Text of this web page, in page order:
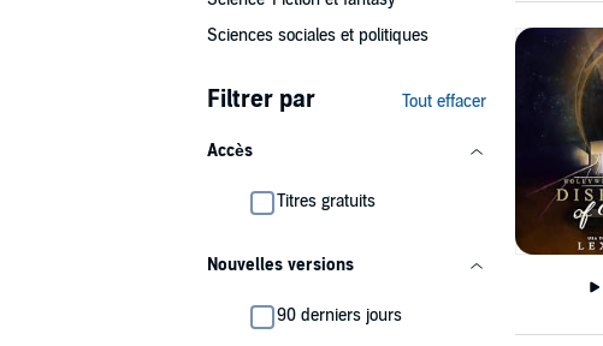
Sciences sociales et politiques
Filtrer par Tout effacer
Accès
Titres gratuits
Nouvelles versions
90 derniers jours